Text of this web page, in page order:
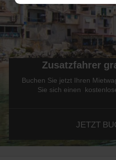
Zusatzfahrer
Buchen Sie jetzt Ihren
Sie sich einen
JETZT